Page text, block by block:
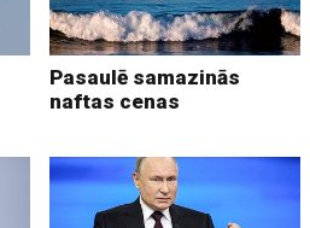
Pasaulē samazinās
naftas cenas